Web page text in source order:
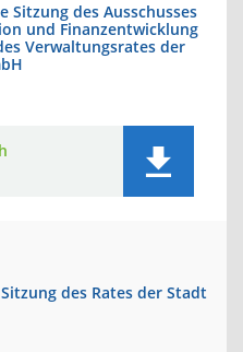
des Ausschusses
und Finanzentwicklung
Verwaltungsrates der
des Rates der Stadt